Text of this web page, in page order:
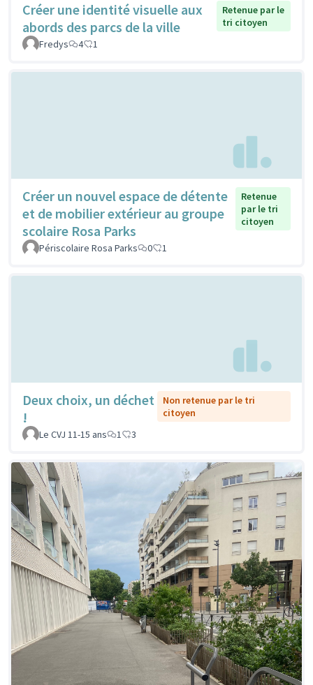
Créer une identité visuelle aux
abords des parcs de la ville
Retenue par le
tri citoyen
Fredys
4 1
Créer un nouvel espace de détente
et de mobilier extérieur au groupe
scolaire Rosa Parks
Retenue
par le tri
citoyen
Périscolaire Rosa Parks 0 1
Deux choix, un déchet
!
Non retenue par le tri
citoyen
Le CVJ 11-15 ans
1 3